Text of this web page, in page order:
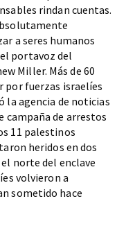
rindan cuentas.
a seres humanos
portavoz del
Miller. Más de 60
por fuerzas israelíes
la agencia de noticias
campaña de arrestos
11 palestinos
heridos en dos
norte del enclave
volvieron a
sometido hace